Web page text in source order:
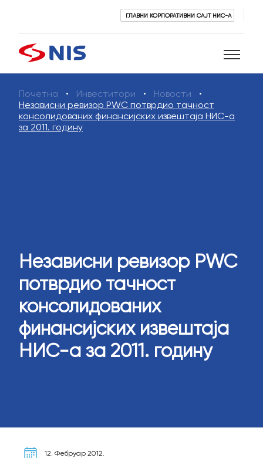
ГЛАВНИ КОРПОРАТИВНИ САЈТ НИС-А
Претражи
Почетна Инвеститори
Новости
Независни ревизор PWC потврдио тачност
консолидованих финансијских извештаја НИС-а
за 2011. годину
Независни ревизор PWC
потврдио тачност
консолидованих
финансијских извештаја
НИС-а за 2011. годину
12. Фебруар 2012.